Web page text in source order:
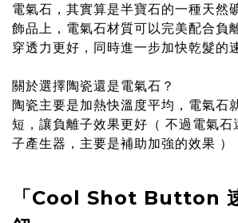
電氣石，其實算是半寶石的一種天然
飾品上，電氣石材質可以完美配合負
穿透力更好，同時進一步加快乾髮的
關於選擇陶瓷還是電氣石？
陶瓷主要是加熱快溫度平均，電氣石
短，讓負離子效果更好（ 不過電氣石
子產生器，主要是補助加強的效果 ）
「Cool Shot Button